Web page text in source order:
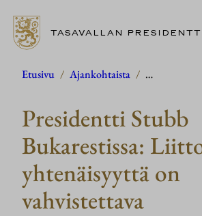
Siirry
TASAVALLAN
Etusivu / Ajankohtaista / …
Presidentti Stubb
Bukarestissa:
yhtenäisyyttä on
vahvistettava